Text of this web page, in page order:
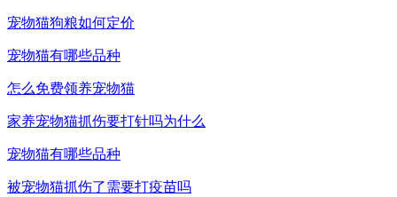
宠物猫狗粮如何定价
宠物猫有哪些品种
怎么免费领养宠物猫
家养宠物猫抓伤要打针吗为什么
宠物猫有哪些品种
被宠物猫抓伤了需要打疫苗吗